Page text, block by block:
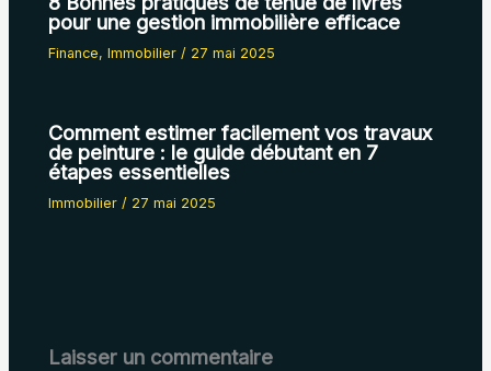
pour une gestion immobilière efficace
Finance,Immobilier / 27 mai 2025
Comment estimer facilement vos travaux
de peinture : le guide débutant en 7
étapes essentielles
Immobilier / 27 mai 2025
Laisser un commentaire